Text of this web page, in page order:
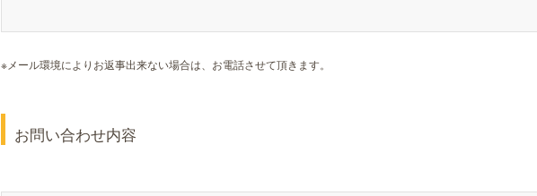
※メール環境によりお返事出来ない場合は、お電話させて頂きます。
お問い合わせ内容